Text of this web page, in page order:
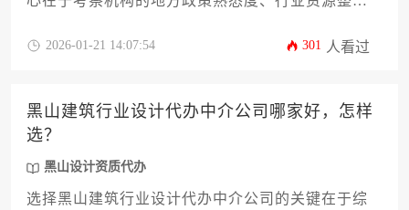
度、团队专业背景、售后保障体系三大维度，结合
2026-01-21 14:07:54 301 人看过
黑山建筑行业设计代办中介公司哪家好，怎样
选？
黑山设计资质代办
选择黑山建筑行业设计代办中介公司的关键在于综